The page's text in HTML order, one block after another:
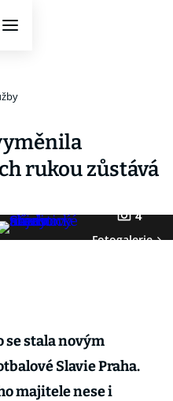
rukou zůstává
4
Fotogalerie
se stala novým
Slavie Praha.
majitele nese i